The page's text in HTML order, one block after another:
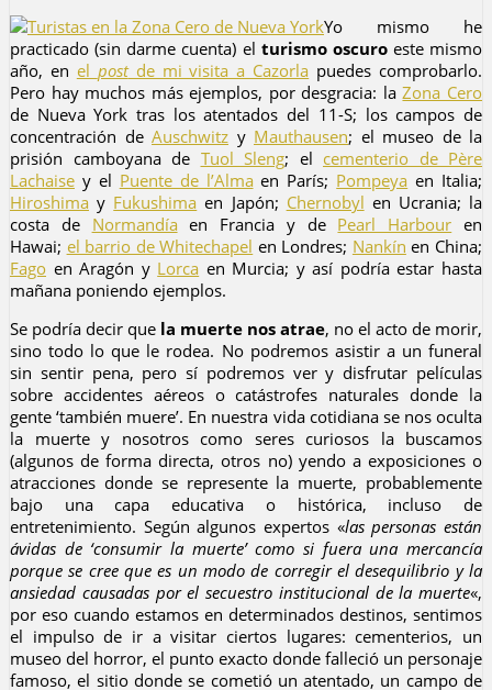
Yo mismo he
practicado (sin darme cuenta) el turismo oscuroeste mismo
año, en el postde mi visita a Cazorla puedes comprobarlo.
Pero hay muchos más ejemplos, por desgracia: laZona Cero
de Nueva York tras los atentados del 11-S; los campos de
concentración de Auschwitz y Mauthausen; el museo de la
prisión camboyana de Tuol Sleng; el cementerio de Père
Lachaise y el Puente de l’Almaen París; Pompeya en Italia;
Hiroshima y Fukushima en Japón; Chernobyl en Ucrania; la
costa de Normandíaen Francia y de Pearl Harbour en
Hawai; el barrio de Whitechapel en Londres; Nankín en China;
Fago en Aragón y Lorca en Murcia; y así podría estar hasta
mañana poniendo ejemplos.
Se podría decir que la muerte nos atrae, no el acto de morir,
sino todo lo que le rodea. No podremos asistir a un funeral
sin sentir pena, pero sí podremos ver y disfrutar películas
sobre accidentes aéreos o catástrofes naturales donde la
gente ‘también muere’. En nuestra vida cotidiana se nos oculta
la muerte y nosotros como seres curiosos la buscamos
(algunos de forma directa, otros no) yendo a exposiciones o
atracciones donde se represente la muerte, probablemente
bajo una capa educativa o histórica, incluso de
entretenimiento. Según algunos expertos «las personas están
ávidas de ‘consumir la muerte’ como si fuera una mercancía
porque se cree que es un modo de corregir el desequilibrio y la
ansiedad causadas por el secuestro institucional de la muerte«,
por eso cuando estamos en determinados destinos, sentimos
el impulso de ir a visitar ciertos lugares: cementerios, un
museo del horror, el punto exacto donde falleció un personaje
famoso, el sitio donde se cometió un atentado, un campo de